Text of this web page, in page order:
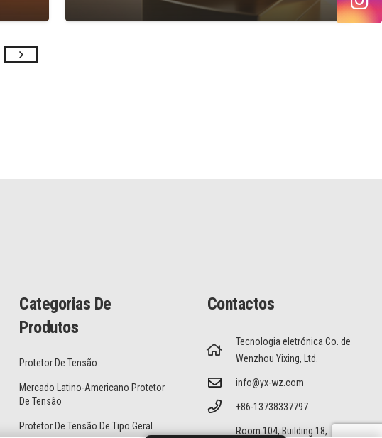
Categorias De
Produtos
Protetor De Tensão
Mercado Latino-Americano Protetor
De Tensão
Protetor De Tensão De Tipo Geral
Contactos
Tecnologia eletrónica Co. de
Wenzhou Yixing, Ltd.
info@yx-wz.com
+86-13738337797
Room 104, Building 18,